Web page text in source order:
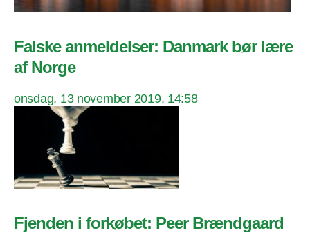
Falske anmeldelser: Danmark bør lære
af Norge
onsdag, 13 november 2019, 14:58
Fjenden i forkøbet: Peer Brændgaard